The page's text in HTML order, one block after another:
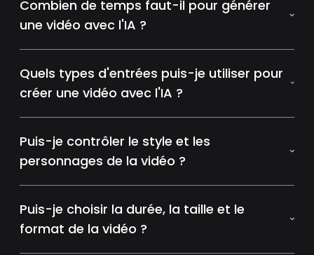
Combien de temps faut-il pour générer
une vidéo avec l'IA ?
Quels types d'entrées puis-je utiliser pour
créer une vidéo avec l'IA ?
Puis-je contrôler le style et les
personnages de la vidéo ?
Puis-je choisir la durée, la taille et le
format de la vidéo ?